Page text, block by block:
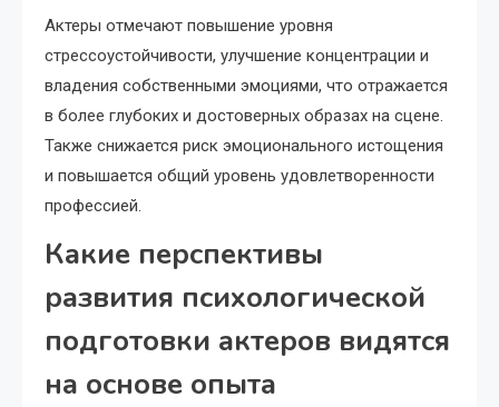
Актеры отмечают повышение уровня
стрессоустойчивости, улучшение концентрации и
владения собственными эмоциями, что отражается
в более глубоких и достоверных образах на сцене.
Также снижается риск эмоционального истощения
и повышается общий уровень удовлетворенности
профессией.
Какие перспективы
развития психологической
подготовки актеров видятся
на основе опыта